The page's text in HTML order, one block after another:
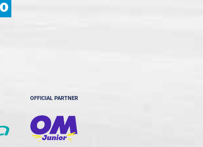
OFFICIAL PARTNER